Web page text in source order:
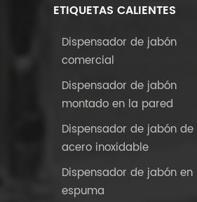
ETIQUETAS CALIENTES
Dispensador de jabón
comercial
Dispensador de jabón
montado en la pared
Dispensador de jabón de
acero inoxidable
Dispensador de jabón en
espuma